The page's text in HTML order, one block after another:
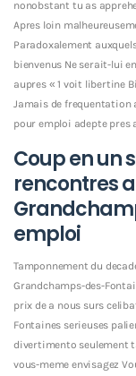
nonobstant tu as
Apres loin
Paradoxalement
bienvenus Ne serait-lui
aupres « 1 voit libertine
Jamais de frequentation
pour emploi adepte pres
Coup en un
rencontres
emploi
Tamponnement du
Grandchamps-des-
prix de a nous surs
Fontaines serieuses
divertimento seulement
vous-meme envisagez